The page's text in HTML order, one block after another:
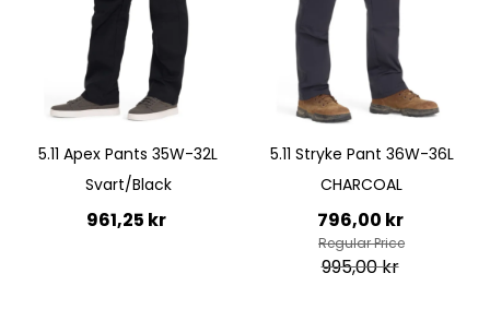
Quickview Quickview
5.11 Apex Pants 35W-32L
Svart/Black
961,25 kr
5.11 Stryke Pant 36W-36L
CHARCOAL
796,00 kr
Regular Price
995,00 kr